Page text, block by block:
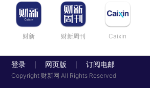
财新 财新周刊 Caixin
登录 网页版 订阅电邮
Copyright 财新网 All Rights Reserved